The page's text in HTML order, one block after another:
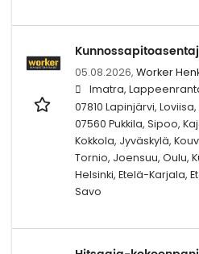
05.08.2026, Worker
Imatra,
07810 Lapinjärvi,
07560 Pukkila, Sipoo,
Kokkola, Jyväskylä,
Tornio, Joensuu, Oulu,
Helsinki, Etelä-Karjala,
Savo